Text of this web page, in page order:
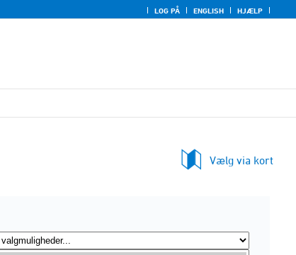
LOG PÅ ENGLISH HJÆLP
Vælg via kort